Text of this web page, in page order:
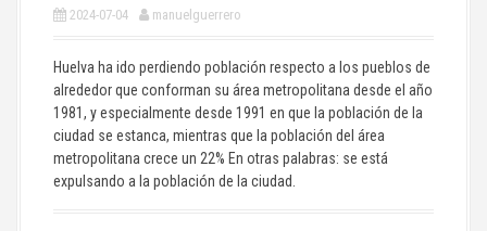
2024-07-04 manuelguerrero
Huelva ha ido perdiendo población respecto a los pueblos de
alrededor que conforman su área metropolitana desde el año
1981, y especialmente desde 1991 en que la población de la
ciudad se estanca, mientras que la población del área
metropolitana crece un 22% En otras palabras: se está
expulsando a la población de la ciudad.